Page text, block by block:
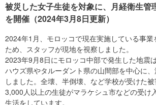
寄付金の使い道
皆様からいただいたご寄付は、モロッコ地震
活動に使用します。
・人や動物に対する食料および救急医療用品
・避難所への緊急物資支援
・被災地の復旧・復興支援
被災した女子生徒を対象に、月経衛生管
を開催（2024年3月8日更新）
2024年1月、モロッコで現在実施している事業
ため、スタッフが現地を視察しました。
2023年9月8日にモロッコ中部で発生した地震
ハウズ県やタルーダント県の山間部を中心に
しました。全壊、半倒壊、など学校が受けた
3,000人以上の生徒がマラケシュ市などの受け
生活をしています。